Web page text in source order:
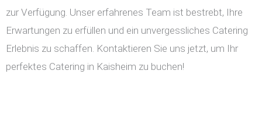
zur Verfügung. Unser erfahrenes Team ist bestrebt, Ihre
Erwartungen zu erfüllen und ein unvergessliches Catering
Erlebnis zu schaffen. Kontaktieren Sie uns jetzt, um Ihr
perfektes Catering in Kaisheim zu buchen!